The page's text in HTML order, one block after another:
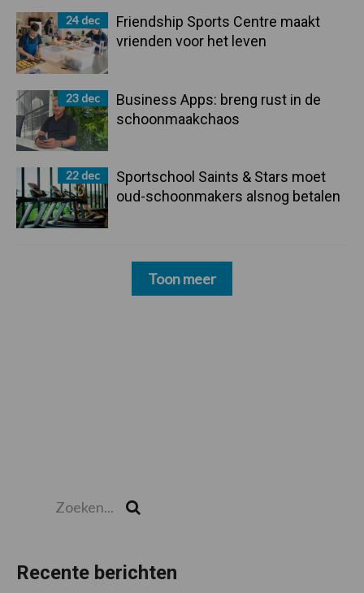
24 dec
Friendship Sports Centre maakt
vrienden voor het leven
23 dec
Business Apps: breng rust in de
schoonmaakchaos
22 dec
Sportschool Saints & Stars moet
oud-schoonmakers alsnog betalen
Toon meer
Recente berichten